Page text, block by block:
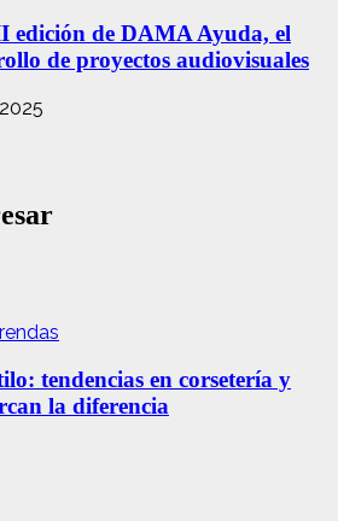
de DAMA Ayuda, el
de proyectos audiovisuales
tendencias en corsetería y
la diferencia